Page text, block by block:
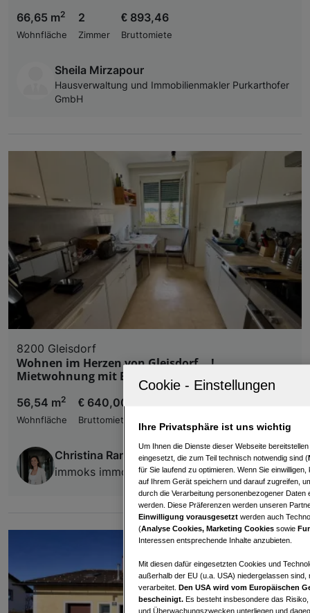
66,65 m2
Wohnfläche
2
Zimmer
€ 893,46
Bruttomiete
Sheila Mirzapour
Hausverwaltung und Immobilienmakler Purkarthofer
GmbH
8200 Gleisdorf
Wohnen im Herzen von Gleisdorf ...!
Mietwohnung mit Balkon in zentraler Lage ...!
56,54 m2
Wohnfläche
€ 640,00
Bruttomiete
Christina Raminger
immoks immobilien
Ihre Privatsphäre ist uns wichtig
Um Ihnen die Dienste dieser Webseite
eingesetzt, die zum Teil technisch notwendig sind (
für Sie laufend zu optimieren. Wenn Sie
auf Ihrem Gerät speichern und darauf zugreifen,
durch die Verarbeitung personenbezogener
werden. Diese Präferenzen werden unseren
Einwilligung vorausgesetzt werden auch
(Analyse Cookies, Marketing Cookies sowie
Interessen entsprechende Inhalte anzubieten.
Mit diesen dafür eingesetzten Cookies und
außerhalb der EU (u.a. USA) niedergelassen
verarbeitet. Den USA wird vom Europäischen
bescheinigt. Es besteht insbesondere das
und Überwachungszwecken unterliegen und